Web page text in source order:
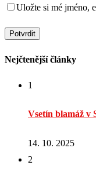
Uložte si mé jméno,
Nejčtenější články
1
Vsetín blamáž v
14. 10. 2025
2